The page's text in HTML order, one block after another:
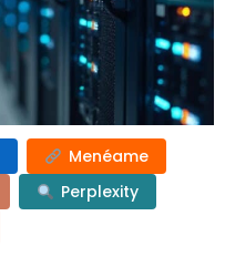
Menéame
Perplexity